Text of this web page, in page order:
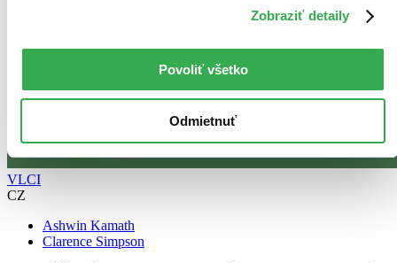
Zobraziť detaily
Povoliť všetko
Odmietnuť
VLCI
CZ
Ashwin Kamath
Clarence Simpson